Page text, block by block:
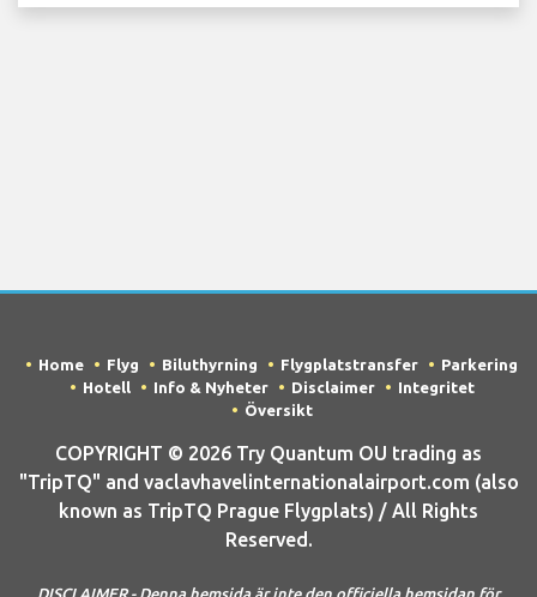
Home Flyg Biluthyrning Flygplatstransfer
Parkering
Hotell
Info & Nyheter Disclaimer
Integritet
Översikt
COPYRIGHT © 2026 Try Quantum OU trading as
"TripTQ" and vaclavhavelinternationalairport.com (also
known as TripTQ Prague Flygplats) / All Rights
Reserved.
DISCLAIMER - Denna hemsida är inte den officiella hemsidan för